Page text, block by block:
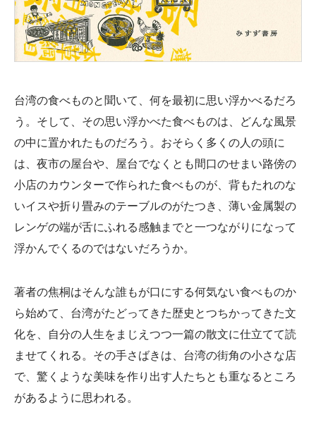
台湾の食べものと聞いて、何を最初に思い浮かべるだろ
う。そして、その思い浮かべた食べものは、どんな風景
の中に置かれたものだろう。おそらく多くの人の頭に
は、夜市の屋台や、屋台でなくとも間口のせまい路傍の
小店のカウンターで作られた食べものが、背もたれのな
いイスや折り畳みのテーブルのがたつき、薄い金属製の
レンゲの端が舌にふれる感触までと一つながりになって
浮かんでくるのではないだろうか。
著者の焦桐はそんな誰もが口にする何気ない食べものか
ら始めて、台湾がたどってきた歴史とつちかってきた文
化を、自分の人生をまじえつつ一篇の散文に仕立てて読
ませてくれる。その手さばきは、台湾の街角の小さな店
で、驚くような美味を作り出す人たちとも重なるところ
があるように思われる。